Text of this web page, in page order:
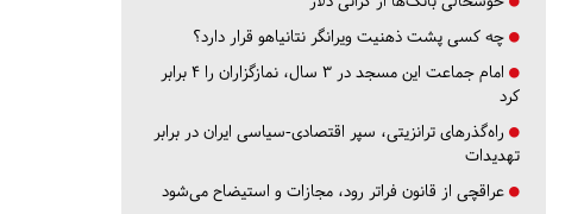
چه کسی پشت ذهنیت ویرانگر نتانیاهو قرار دارد؟
امام جماعت این مسجد در ۳ سال، نمازگزاران را ۴ برابر
کرد
راه‌گذرهای ترانزیتی، سپر اقتصادی-سیاسی ایران در برابر
تهدیدات
عراقچی از قانون فراتر رود، مجازات و استیضاح می‌شود